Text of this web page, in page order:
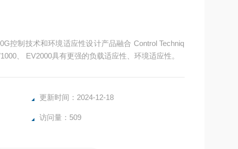
控制技术和环境适应性设计产品融合 Control Techniq
、 EV2000具有更强的负载适应性、环境适应性。
更新时间：2024-12-18
访问量：509